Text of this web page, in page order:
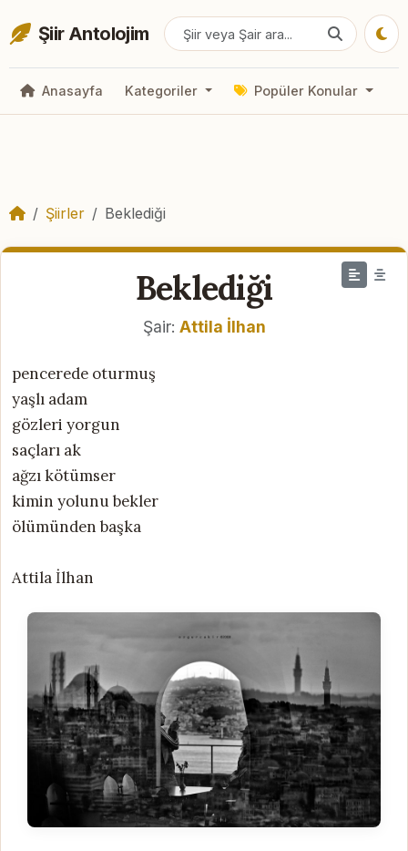
Şiir Antolojim
Anasayfa Kategoriler Popüler Konular
Şiirler Beklediği
Beklediği
Şair: Attila İlhan
pencerede oturmuş
yaşlı adam
gözleri yorgun
saçları ak
ağzı kötümser
kimin yolunu bekler
ölümünden başka
Attila İlhan